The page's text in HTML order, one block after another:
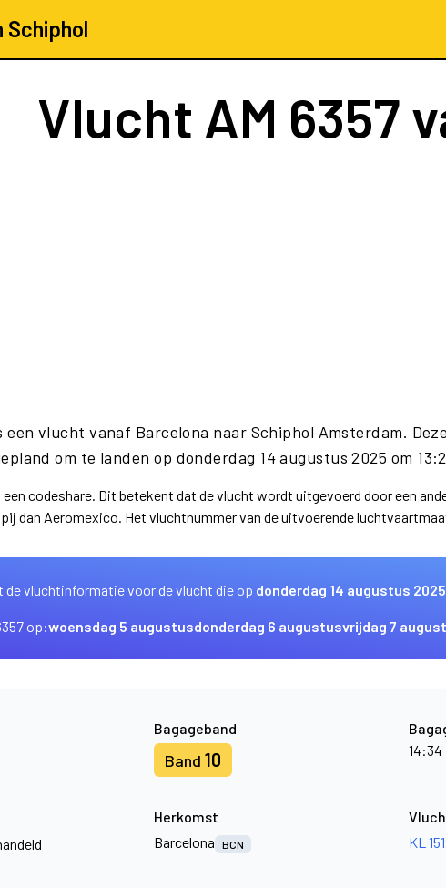
Schiphol
Vlucht AM 6357
een vlucht vanaf Barcelona naar Schiphol Amsterdam.
om te landen op donderdag 14 augustus 2025 om
codeshare. Dit betekent dat de vlucht wordt uitgevoerd door een
dan Aeromexico. Het vluchtnummer van de uitvoerende
de vluchtinformatie voor de vlucht die op donderdag 14 augustus 2025
op:woensdag 5 augustusdonderdag 6 augustusvrijdag 7
Bagageband
Band 10
14:34
Herkomst
Barcelona
BCN
KL